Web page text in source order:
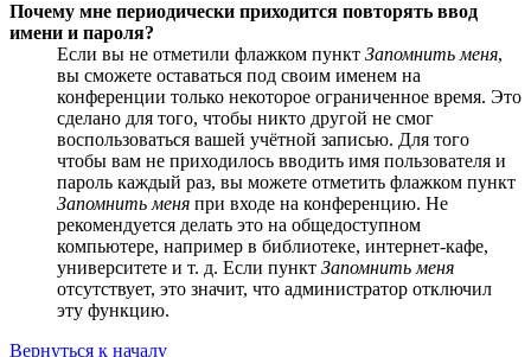
Почему мне периодически приходится повторять ввод
имени и пароля?
Если вы не отметили флажком пункт Запомнить меня,
вы сможете оставаться под своим именем на
конференции только некоторое ограниченное время. Это
сделано для того, чтобы никто другой не смог
воспользоваться вашей учётной записью. Для того
чтобы вам не приходилось вводить имя пользователя и
пароль каждый раз, вы можете отметить флажком пункт
Запомнить меня при входе на конференцию. Не
рекомендуется делать это на общедоступном
компьютере, например в библиотеке, интернет-кафе,
университете и т. д. Если пункт Запомнить меня
отсутствует, это значит, что администратор отключил
эту функцию.
Вернуться к началу